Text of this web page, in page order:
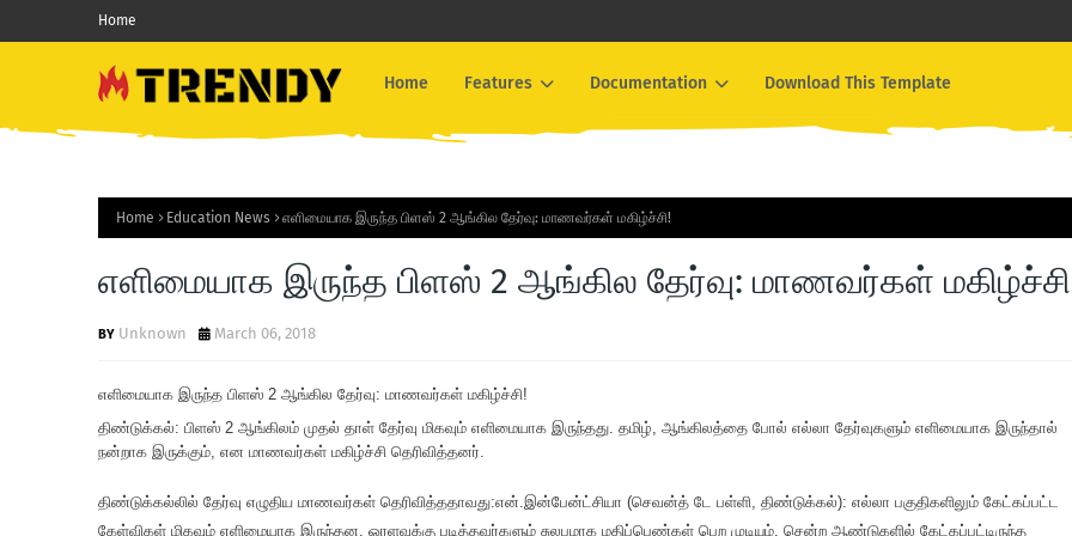
Home
Home Features Documentation Download This Template
Home Education News எளிமையாக இருந்த பிளஸ் 2 ஆங்கில தேர்வு: மாணவர்கள் மகிழ்ச்சி!
எளிமையாக இருந்த பிளஸ் 2 ஆங்கில தேர்வு: மாணவர்கள்
Unknown March 06, 2018
எளிமையாக இருந்த பிளஸ் 2 ஆங்கில தேர்வு: மாணவர்கள் மகிழ்ச்சி!
திண்டுக்கல்: பிளஸ் 2 ஆங்கிலம் முதல் தாள் தேர்வு மிகவும் எளிமையாக இருந்தது. தமிழ், ஆங்கிலத்தை போல் எல்லா தேர்வுகளும் எளிமையாக இருந்தால்
நன்றாக இருக்கும், என மாணவர்கள் மகிழ்ச்சி தெரிவித்தனர்.
திண்டுக்கல்லில் தேர்வு எழுதிய மாணவர்கள் தெரிவித்ததாவது:என்.இன்பேன்ட்சியா (செவன்த் டே பள்ளி, திண்டுக்கல்): எல்லா பகுதிகளிலும் கேட்கப்பட்ட
கேள்விகள் மிகவும் எளிமையாக இருந்தன. ஓரளவுக்கு படித்தவர்களும் சுலபமாக மதிப்பெண்கள் பெற முடியும். சென்ற ஆண்டுகளில் கேட்கப்பட்டிருந்த